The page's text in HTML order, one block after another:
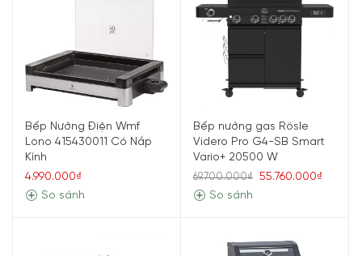
Bếp Nướng Điện Wmf
Lono 415430011 Có Nắp
Kính
4.990.000₫
So sánh
Bếp nướng gas Rösle
Videro Pro G4-SB Smart
Vario+ 20500 W
69.700.000₫
55.760.000₫
So sánh